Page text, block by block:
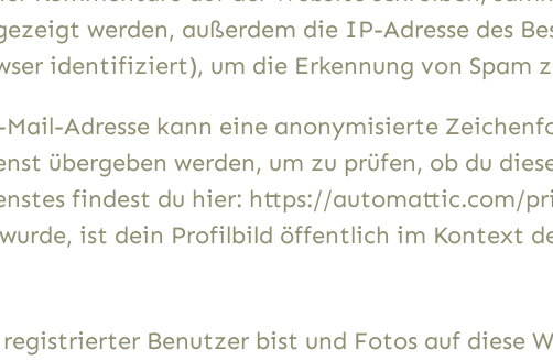
werden, außerdem die IP-Adresse des
identifiziert), um die Erkennung von Spam
Mail-Adresse kann eine anonymisierte
übergeben werden, um zu prüfen, ob du
findest du hier: https://automattic.com/
ist dein Profilbild öffentlich im Kontext
Benutzer bist und Fotos auf diese